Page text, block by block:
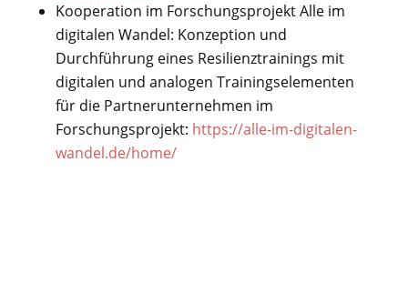
Kooperation im Forschungsprojekt Alle im
digitalen Wandel: Konzeption und
Durchführung eines Resilienztrainings mit
digitalen und analogen Trainingselementen
für die Partnerunternehmen im
Forschungsprojekt: https://alle-im-digitalen-
wandel.de/home/